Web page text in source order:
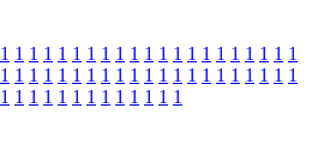
1 1 1 1 1 1 1 1 1 1 1 1 1 1 1 1 1 1 1 1 1
1 1 1 1 1 1 1 1 1 1 1 1 1 1 1 1 1 1 1 1 1
1 1 1 1 1 1 1 1 1 1 1 1 1